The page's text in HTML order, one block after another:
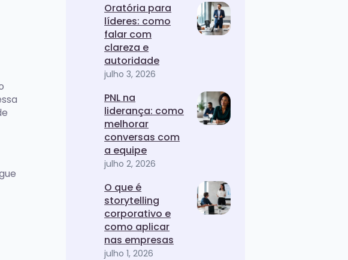
Oratória para
líderes: como
falar com
clareza e
autoridade
julho 3, 2026
PNL na
liderança: como
melhorar
conversas com
a equipe
julho 2, 2026
O que é
storytelling
corporativo e
como aplicar
nas empresas
julho 1, 2026